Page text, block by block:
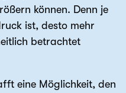
können. Denn je
ist, desto mehr
betrachtet
eine Möglichkeit, den